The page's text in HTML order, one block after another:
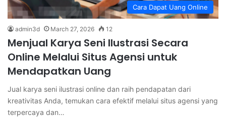
Cara Dapat Uang Online
admin3d March 27, 2026 12
Menjual Karya Seni Ilustrasi Secara
Online Melalui Situs Agensi untuk
Mendapatkan Uang
Jual karya seni ilustrasi online dan raih pendapatan dari
kreativitas Anda, temukan cara efektif melalui situs agensi yang
terpercaya dan…